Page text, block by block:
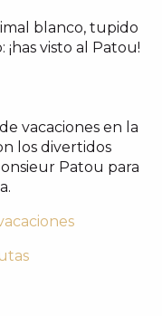
blanco, tupido
visto al Patou!
vacaciones en la
los divertidos
Patou para